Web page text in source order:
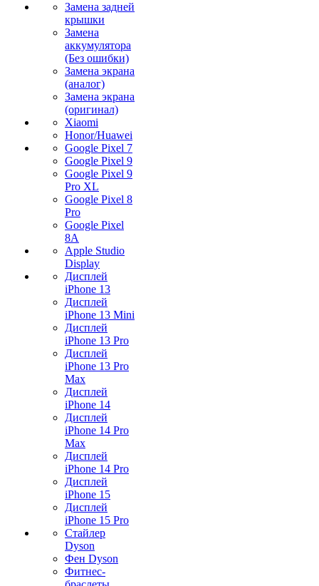
Замена задней
крышки
Замена
аккумулятора
(Без ошибки)
Замена экрана
(аналог)
Замена экрана
(оригинал)
Xiaomi
Honor/Huawei
Google Pixel 7
Google Pixel 9
Google Pixel 9
Pro XL
Google Pixel 8
Pro
Google Pixel
8A
Apple Studio
Display
Дисплей
iPhone 13
Дисплей
iPhone 13 Mini
Дисплей
iPhone 13 Pro
Дисплей
iPhone 13 Pro
Max
Дисплей
iPhone 14
Дисплей
iPhone 14 Pro
Max
Дисплей
iPhone 14 Pro
Дисплей
iPhone 15
Дисплей
iPhone 15 Pro
Стайлер
Dyson
Фен Dyson
Фитнес-